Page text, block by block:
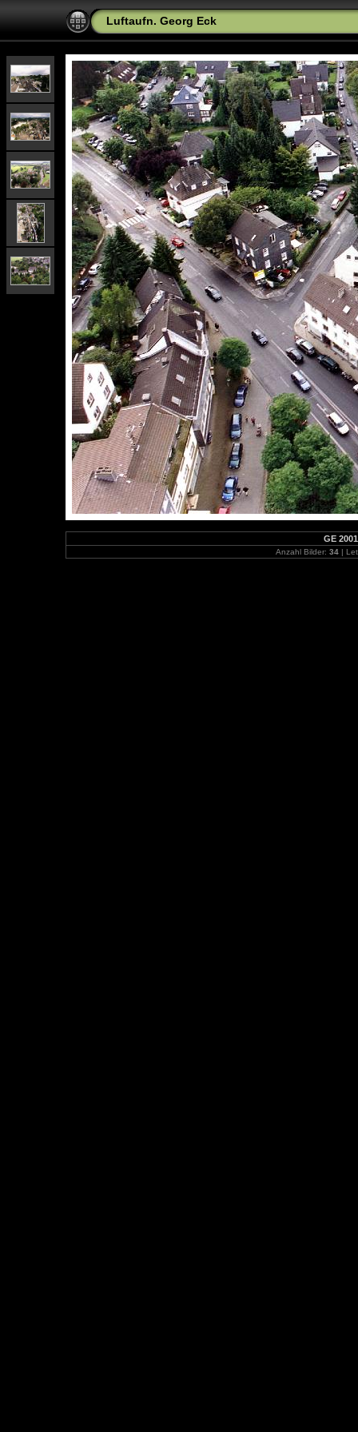
Luftaufn. Georg Eck
GE
Anzahl Bilder: 34|